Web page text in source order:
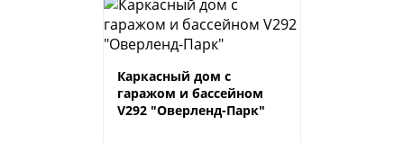
Каркасный дом с
гаражом и бассейном
V292 "Оверленд-Парк"